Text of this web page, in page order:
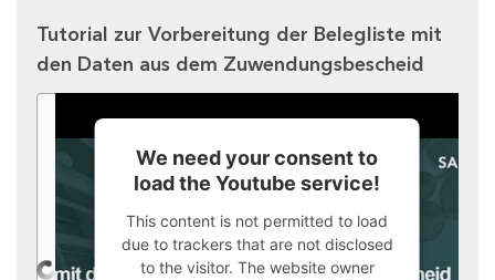
Tutorial zur Vorbereitung der Belegliste mit
den Daten aus dem Zuwendungsbescheid
We need your consent to
load the Youtube service!
This content is not permitted to load
due to trackers that are not disclosed
to the visitor. The website owner